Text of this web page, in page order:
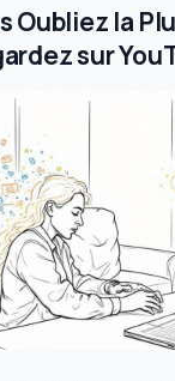
Oubliez la
sur